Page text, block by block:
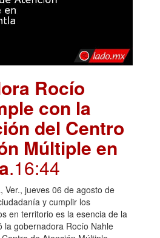
Rocío
con la
del Centro
Múltiple en
.16:44
Ver., jueves 06 de agosto de
y cumplir los
en territorio es la esencia de la
la gobernadora Rocío Nahle